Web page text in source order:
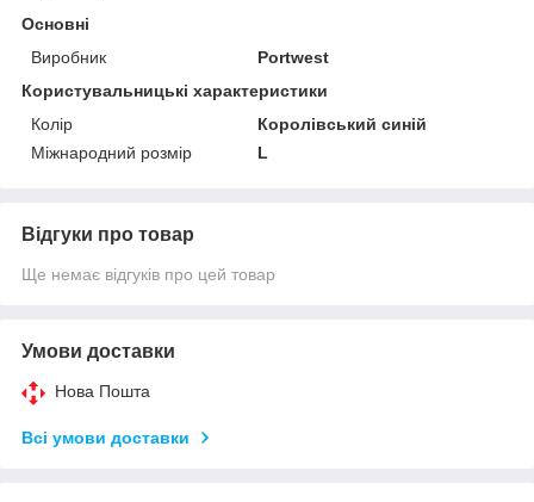
Основні
Виробник
Portwest
Користувальницькі характеристики
Колір
Королівський синій
Міжнародний розмір
L
Відгуки про товар
Ще немає відгуків про цей товар
Умови доставки
Нова Пошта
Всі умови доставки